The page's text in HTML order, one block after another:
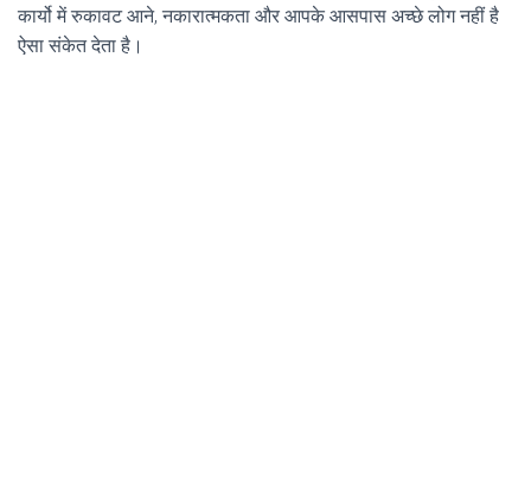
कार्यो में रुकावट आने, नकारात्मकता और आपके आसपास अच्छे लोग नहीं है
ऐसा संकेत देता है।